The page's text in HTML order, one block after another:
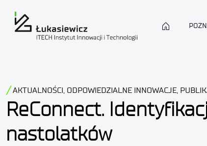
AKTUALNOŚCI, ODPOWIEDZIALNE INNOWACJE,
ReConnect.
nastolatków